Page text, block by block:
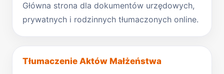
Główna strona dla dokumentów urzędowych,
prywatnych i rodzinnych tłumaczonych online.
Tłumaczenie Aktów Małżeństwa